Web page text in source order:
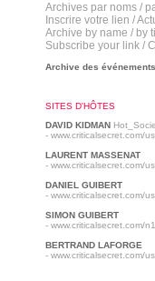
Archives par noms /
Inscrire votre lien /
Archive by name / by
Subscribe your link /
Archive des
SITES D'HÔTES
DAVID KIDMAN
- www.criticalsecret.com/
LAURENT MASSENAT
- www.criticalsecret.com/
DANIEL GUIBERT
- www.criticalsecret.com/
SIMON GUIBERT
- www.criticalsecret.com/
BERTRAND LAFORGE
- www.criticalsecret.com/